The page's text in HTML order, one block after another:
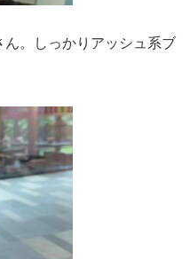
。しっかりアッシュ系ブ